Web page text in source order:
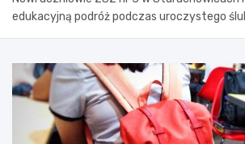
edukacyjną podróż podczas uroczystego